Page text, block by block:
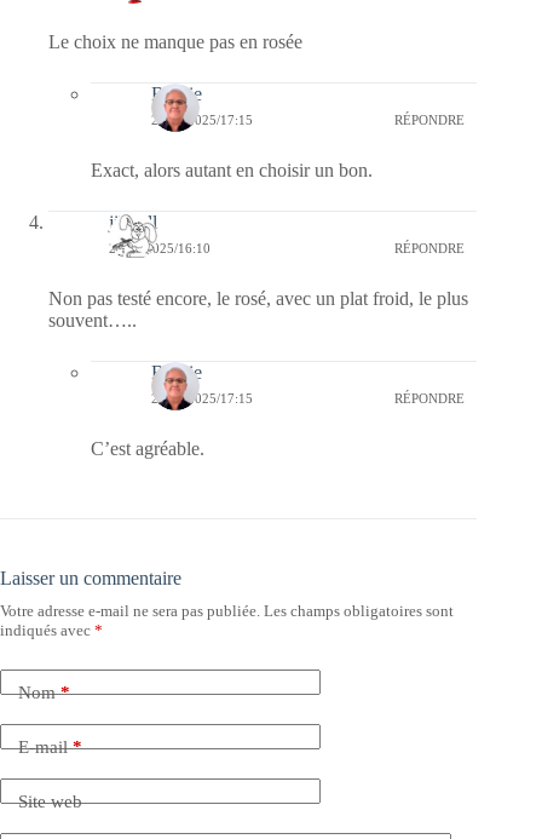
Le choix ne manque pas en rosée
Bernie
26/05/2025/17:15 RÉPONDRE
Exact, alors autant en choisir un bon.
jill bill
25/05/2025/16:10 RÉPONDRE
Non pas testé encore, le rosé, avec un plat froid, le plus
souvent…..
Bernie
26/05/2025/17:15 RÉPONDRE
C’est agréable.
Laisser un commentaire
Votre adresse e-mail ne sera pas publiée. Les champs obligatoires sont
indiqués avec *
Nom*
E-mail*
Site web